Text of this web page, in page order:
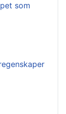
som